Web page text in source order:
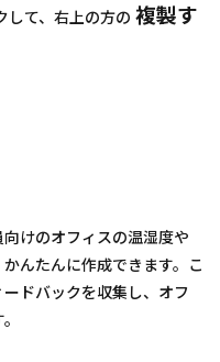
して、右上の方の 複製す
けのオフィスの温湿度や
んたんに作成できます。こ
ドバックを収集し、オフ